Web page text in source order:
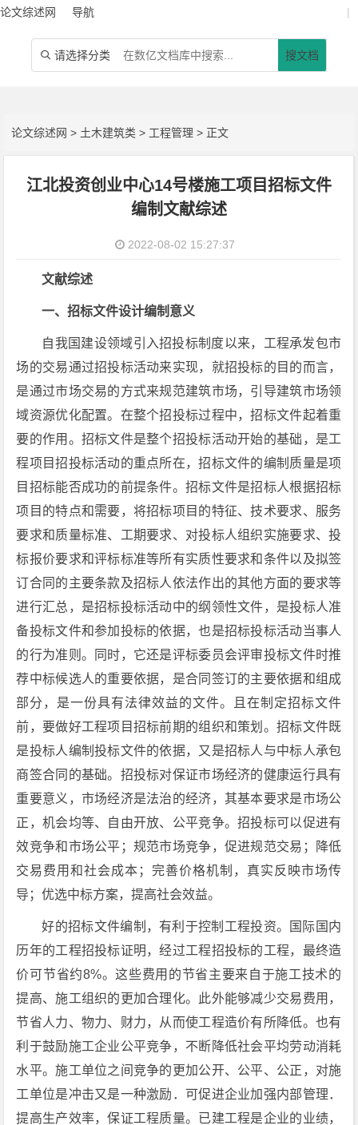
论文综述网 导航 |
 请选择分类 搜文档
论文综述网 > 土木建筑类 > 工程管理 > 正文
江北投资创业中心14号楼施工项目招标文件
编制文献综述
2022-08-02 15:27:37
文献综述
一、招标文件设计编制意义
自我国建设领域引入招投标制度以来，工程承发包市
场的交易通过招投标活动来实现，就招投标的目的而言，
是通过市场交易的方式来规范建筑市场，引导建筑市场领
域资源优化配置。在整个招投标过程中，招标文件起着重
要的作用。招标文件是整个招投标活动开始的基础，是工
程项目招投标活动的重点所在，招标文件的编制质量是项
目招标能否成功的前提条件。招标文件是招标人根据招标
项目的特点和需要，将招标项目的特征、技术要求、服务
要求和质量标准、工期要求、对投标人组织实施要求、投
标报价要求和评标标准等所有实质性要求和条件以及拟签
订合同的主要条款及招标人依法作出的其他方面的要求等
进行汇总，是招标投标活动中的纲领性文件，是投标人准
备投标文件和参加投标的依据，也是招标投标活动当事人
的行为准则。同时，它还是评标委员会评审投标文件时推
荐中标候选人的重要依据，是合同签订的主要依据和组成
部分，是一份具有法律效益的文件。且在制定招标文件
前，要做好工程项目招标前期的组织和策划。招标文件既
是投标人编制投标文件的依据，又是招标人与中标人承包
商签合同的基础。招投标对保证市场经济的健康运行具有
重要意义，市场经济是法治的经济，其基本要求是市场公
正，机会均等、自由开放、公平竞争。招投标可以促进有
效竞争和市场公平；规范市场竞争，促进规范交易；降低
交易费用和社会成本；完善价格机制，真实反映市场传
导；优选中标方案，提高社会效益。
好的招标文件编制，有利于控制工程投资。国际国内
历年的工程招投标证明，经过工程招投标的工程，最终造
价可节省约8%。这些费用的节省主要来自于施工技术的
提高、施工组织的更加合理化。此外能够减少交易费用，
节省人力、物力、财力，从而使工程造价有所降低。也有
利于鼓励施工企业公平竞争，不断降低社会平均劳动消耗
水平。施工单位之间竞争的更加公开、公平、公正，对施
工单位是冲击又是一种激励．可促进企业加强内部管理．
提高生产效率，保证工程质量。已建工程是企业的业绩，